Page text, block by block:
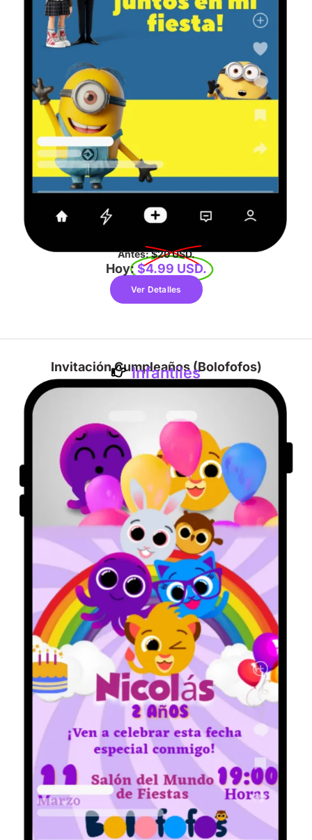
Hoy:$4.99 USD.
Ver Detalles
Antes:$20 USD.
Invitación Cumpleaños (Bolofofos)
Infantiles